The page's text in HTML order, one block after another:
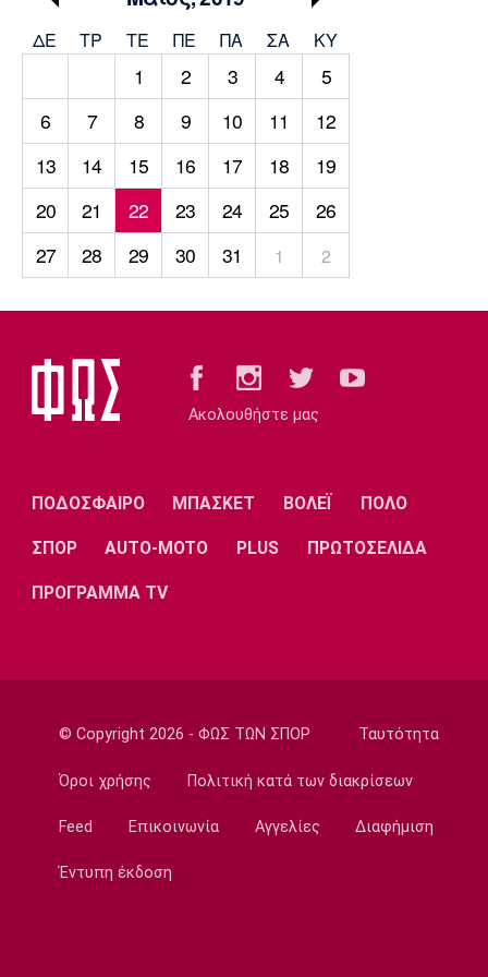
Πολιτισμός
Τραγούδια
Running
Media
Παρασκήνιο
Πρόγραμμα TV
Ιωνικός Κηφισιά Πανσερραϊκός
Μαδρίτης
Μαδρίτης
Μάντσεστερ
Γιουνάιτεντ
Τσέλσι Άρσεναλ
Λίβερπουλ
Μάντσεστερ
Σίτι
Γιουβέντους
Μονακό
ΔΕ ΤΡ TΕ ΠΕ ΠΑ ΣΑ ΚΥ
1 2 3 4
5
6
7 8 9 10 11
12
13
14 15 16 17 18
19
20
21 22 23 24 25
26
27
28 29 30 31 1 2
Ακολουθήστε μας
ΠΟΔΟΣΦΑΙΡΟ ΜΠΑΣΚΕΤ ΒΟΛΕΪ ΠΟΛΟ
ΣΠΟΡ AUTO-MOTO PLUS ΠΡΩΤΟΣΕΛΙΔΑ
ΠΡΟΓΡΑΜΜΑ TV
© Copyright 2026 - ΦΩΣ ΤΩΝ ΣΠΟΡ Ταυτότητα
Όροι χρήσης Πολιτική κατά των διακρίσεων
Feed Επικοινωνία Αγγελίες Διαφήμιση
Έντυπη έκδοση